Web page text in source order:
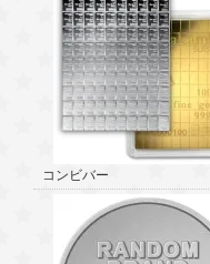
コンビバー